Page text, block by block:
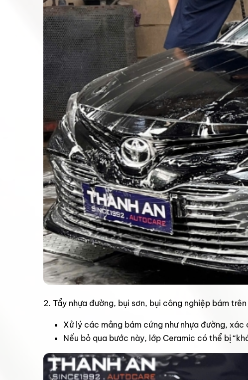
2. Tẩy nhựa đường, bụi sơn, bụi công nghiệp bám
Xử lý các mảng bám cứng như nhựa đường,
Nếu bỏ qua bước này, lớp Ceramic có thể bị